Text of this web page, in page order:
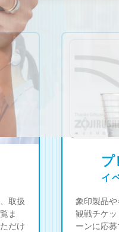
取扱
ま
だけ
プ
イ
象印製品
観戦チケ
ーンに応